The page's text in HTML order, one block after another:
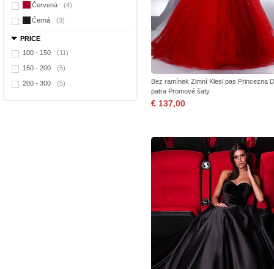
Červená (4)
Černá (3)
PRICE
100 - 150
(11)
150 - 200 (5)
200 - 300 (5)
Bez ramínek Zimní Klesl pas Princezna
patra Promové šaty
€ 137,00